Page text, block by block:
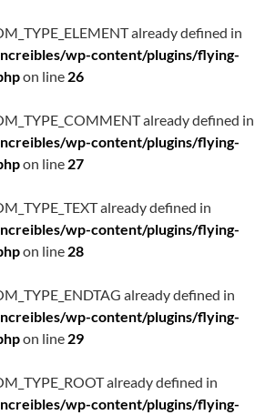
already defined in
wp-content/plugins/flying-
on line 26
already defined in
wp-content/plugins/flying-
on line 27
already defined in
wp-content/plugins/flying-
on line 28
already defined in
wp-content/plugins/flying-
on line 29
already defined in
wp-content/plugins/flying-